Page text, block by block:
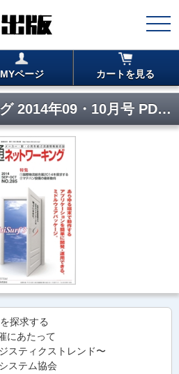
MYページ カートを見る
流通ネットワーキング 2014年09・10月号 PDF版
探求する
にあたって
スティクストレンド〜
ステム協会